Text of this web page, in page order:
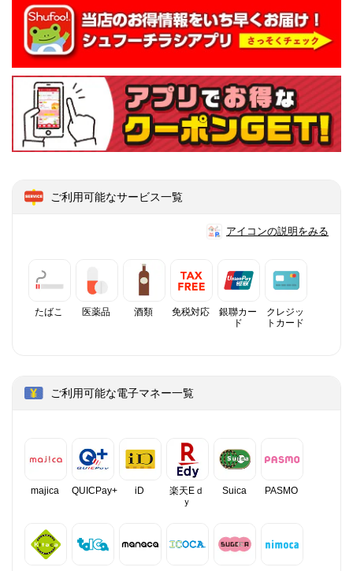
ご利用可能なサービス一覧
アイコンの説明をみる
たばこ 医薬品 酒類 免税対応
銀聯カー
ド
クレジッ
トカード
ご利用可能な電子マネー一覧
majica QUICPay+ iD
楽天Eｄ
ｙ
Suica PASMO